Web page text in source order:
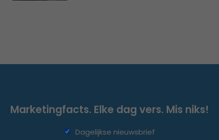
Marketingfacts. Elke dag vers. Mis niks!
Dagelijkse nieuwsbrief